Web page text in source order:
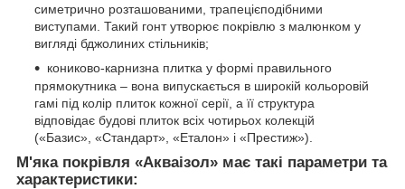
симетрично розташованими, трапецієподібними
виступами. Такий гонт утворює покрівлю з малюнком у
вигляді бджолиних стільників;
кониково-карнизна плитка у формі правильного
прямокутника – вона випускається в широкій кольоровій
гамі під колір плиток кожної серії, а її структура
відповідає будові плиток всіх чотирьох колекцій
(«Базис», «Стандарт», «Еталон» і «Престиж»).
М'яка покрівля «Акваізол» має такі параметри та
характеристики: